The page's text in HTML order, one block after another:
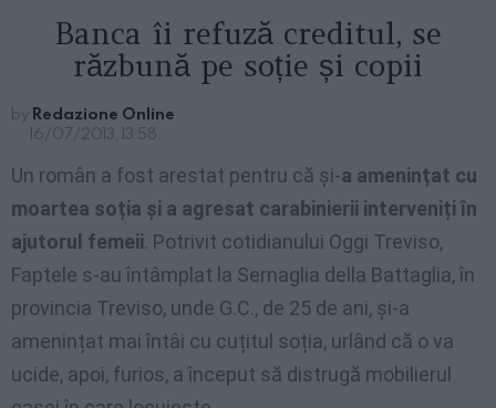
Banca îi refuză creditul, se
răzbună pe soție și copii
by Redazione Online
16/07/2013, 13:58
Un român a fost arestat pentru că și-a amenințat cu
moartea soția și a agresat carabinierii interveniți în
ajutorul femeii. Potrivit cotidianului Oggi Treviso,
Faptele s-au întâmplat la Sernaglia della Battaglia, în
provincia Treviso, unde G.C., de 25 de ani, și-a
amenințat mai întâi cu cuțitul soția, urlând că o va
ucide, apoi, furios, a început să distrugă mobilierul